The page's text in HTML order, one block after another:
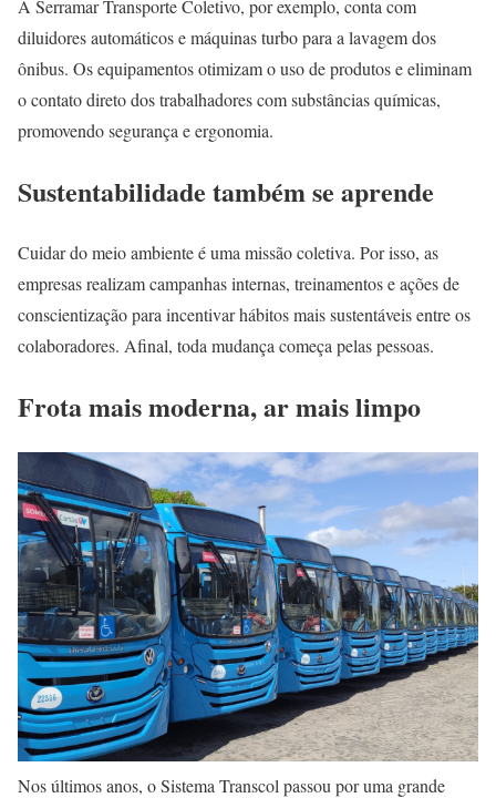
A Serramar Transporte Coletivo, por exemplo, conta com
diluidores automáticos e máquinas turbo para a lavagem dos
ônibus. Os equipamentos otimizam o uso de produtos e eliminam
o contato direto dos trabalhadores com substâncias químicas,
promovendo segurança e ergonomia.
Sustentabilidade também se aprende
Cuidar do meio ambiente é uma missão coletiva. Por isso, as
empresas realizam campanhas internas, treinamentos e ações de
conscientização para incentivar hábitos mais sustentáveis entre os
colaboradores. Afinal, toda mudança começa pelas pessoas.
Frota mais moderna, ar mais limpo
Nos últimos anos, o Sistema Transcol passou por uma grande